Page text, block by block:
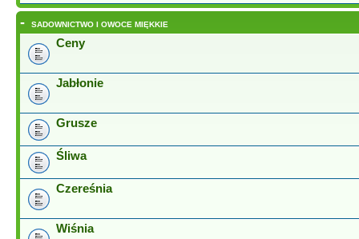
- SADOWNICTWO I OWOCE MIĘKKIE
Ceny
Jabłonie
Grusze
Śliwa
Czereśnia
Wiśnia